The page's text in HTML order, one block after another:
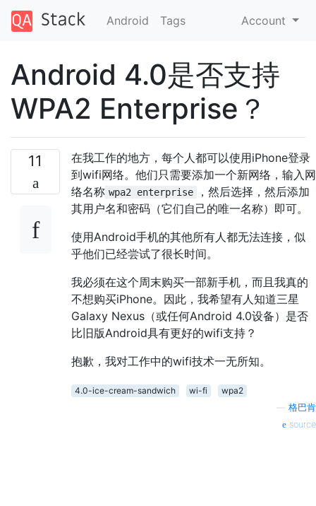
Android Tags Account
Android 4.0是否支持
WPA2 Enterprise？
11
在我工作的地方，每个人都可以使用iPhone登录
到wifi网络。他们只需要添加一个新网络，输入网
络名称 wpa2 enterprise
，然后选择，然后添加
其用户名和密码（它们自己的唯一名称）即可。
使用Android手机的其他所有人都无法连接，似
乎他们已经尝试了很长时间。
我必须在这个周末购买一部新手机，而且我真的
不想购买iPhone。因此，我希望有人知道三星
Galaxy Nexus（或任何Android 4.0设备）是否
比旧版Android具有更好的wifi支持？
抱歉，我对工作中的wifi技术一无所知。
4.0-ice-cream-sandwich wi-fi
wpa2
格巴肯
source